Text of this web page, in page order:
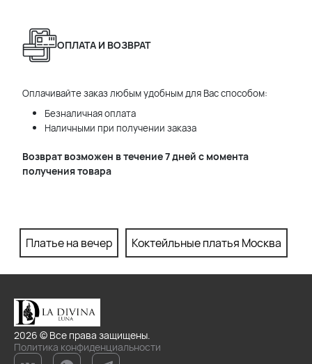
ОПЛАТА И ВОЗВРАТ
Оплачивайте заказ любым удобным для Вас способом:
Безналичная оплата
Наличными при получении заказа
Возврат возможен в течение 7 дней с момента
получения товара
Платье на вечер Коктейльные платья Москва
2026 © Все права защищены.
Политика конфиденциальности